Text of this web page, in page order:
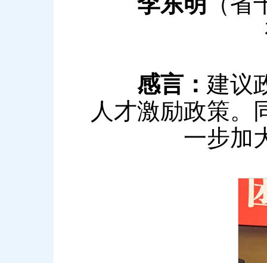
感言： 建议
人才激励政策。
一步加